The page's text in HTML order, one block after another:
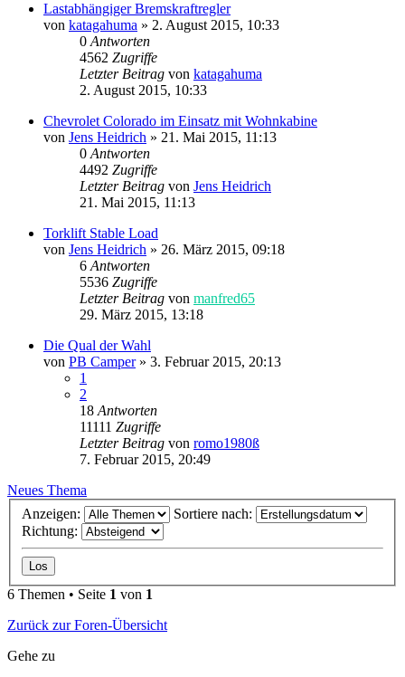
Lastabhängiger Bremskraftregler
von katagahuma » 2. August 2015, 10:33
0 Antworten
4562 Zugriffe
Letzter Beitrag von katagahuma
2. August 2015, 10:33
Chevrolet Colorado im Einsatz mit Wohnkabine
von Jens Heidrich » 21. Mai 2015, 11:13
0 Antworten
4492 Zugriffe
Letzter Beitrag von Jens Heidrich
21. Mai 2015, 11:13
Torklift Stable Load
von Jens Heidrich » 26. März 2015, 09:18
6 Antworten
5536 Zugriffe
Letzter Beitrag von manfred65
29. März 2015, 13:18
Die Qual der Wahl
von PB Camper» 3. Februar 2015, 20:13
1
2
18 Antworten
11111 Zugriffe
Letzter Beitrag von romo1980ß
7. Februar 2015, 20:49
Neues Thema
Anzeigen:
Sortiere nach:
Richtung:
6 Themen • Seite 1 von 1
Zurück zur Foren-Übersicht
Gehe zu